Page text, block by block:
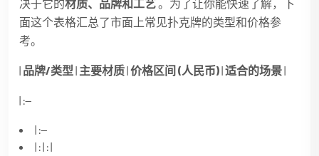
决于它的材质、品牌和工艺。为了让你能快速了解，下
面这个表格汇总了市面上常见扑克牌的类型和价格参
考。
| 品牌/类型 | 主要材质|价格区间 (人民币)|适合的场景|
| :--
| :--
| : | : |